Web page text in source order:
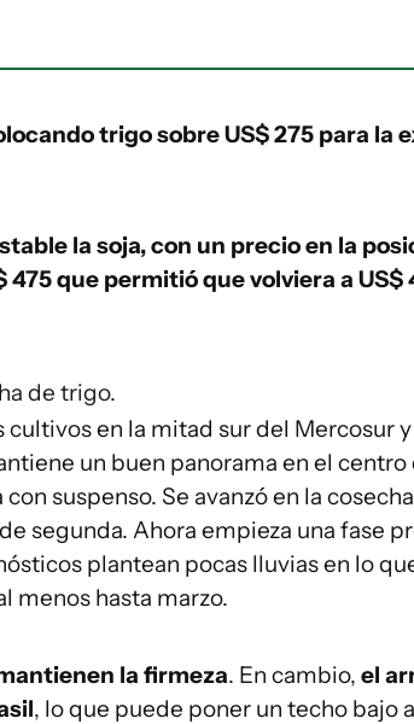
trigo sobre US$ 275 para la
la soja, con un precio en la
475 que permitió que volviera a US$
de trigo.
cultivos en la mitad sur del Mercosur y
un buen panorama en el centro
suspenso. Se avanzó en la
segunda. Ahora empieza una fase
plantean pocas lluvias en lo
menos hasta marzo.
la firmeza. En cambio, el
, lo que puede poner un techo bajo